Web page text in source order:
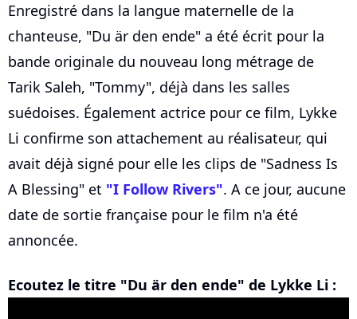
Enregistré dans la langue maternelle de la
chanteuse, "Du är den ende" a été écrit pour la
bande originale du nouveau long métrage de
Tarik Saleh, "Tommy", déjà dans les salles
suédoises. Également actrice pour ce film, Lykke
Li confirme son attachement au réalisateur, qui
avait déjà signé pour elle les clips de "Sadness Is
A Blessing" et "I Follow Rivers". A ce jour, aucune
date de sortie française pour le film n'a été
annoncée.
Ecoutez le titre "Du är den ende" de Lykke Li :